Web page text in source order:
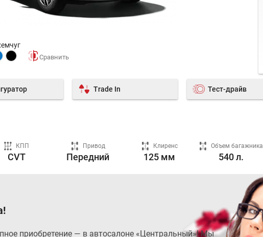
Trade In Тест-драйв
КПП
CVT
Привод
Передний
Клиренс
125 мм
Объем багажника
540 л.
приобретение — в автосалоне «Центральный»! Мы